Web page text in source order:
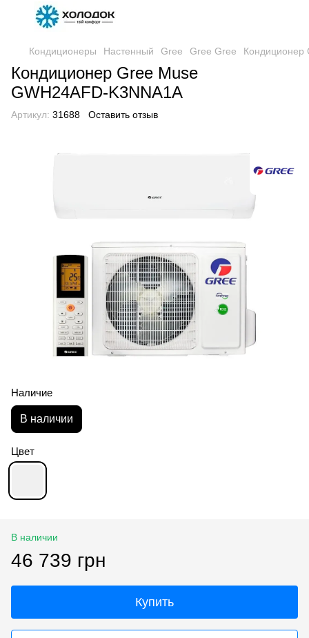
Кондиционеры Настенный Gree Gree Gree Кондиционер
Кондиционер Gree Muse
GWH24AFD-K3NNA1A
Артикул: 31688 Оставить отзыв
Наличие
В наличии
Цвет
В наличии
46 739 грн
Купить